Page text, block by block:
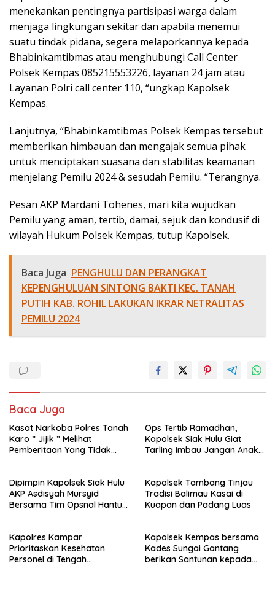
menekankan pentingnya partisipasi warga dalam
menjaga lingkungan sekitar dan apabila menemui
suatu tindak pidana, segera melaporkannya kepada
Bhabinkamtibmas atau menghubungi Call Center
Polsek Kempas 085215553226, layanan 24 jam atau
Layanan Polri call center 110, “ungkap Kapolsek
Kempas.
Lanjutnya, “Bhabinkamtibmas Polsek Kempas tersebut
memberikan himbauan dan mengajak semua pihak
untuk menciptakan suasana dan stabilitas keamanan
menjelang Pemilu 2024 & sesudah Pemilu. “Terangnya.
Pesan AKP Mardani Tohenes, mari kita wujudkan
Pemilu yang aman, tertib, damai, sejuk dan kondusif di
wilayah Hukum Polsek Kempas, tutup Kapolsek.
Baca Juga PENGHULU DAN PERANGKAT
KEPENGHULUAN SINTONG BAKTI KEC. TANAH
PUTIH KAB. ROHIL LAKUKAN IKRAR NETRALITAS
PEMILU 2024
Baca Juga
Kasat Narkoba Polres Tanah
Karo ” Jijik ” Melihat
Pemberitaan Yang Tidak
Ops Tertib Ramadhan,
Kapolsek Siak Hulu Giat
Tarling Imbau Jangan Anak
Dipimpin Kapolsek Siak Hulu
AKP Asdisyah Mursyid
Bersama Tim Opsnal Hantu
Pengeroyokan di Jalan Raya
Kubang Jaya
Kapolsek Tambang Tinjau
Tradisi Balimau Kasai di
Kuapan dan Padang Luas
Kapolres Kampar
Prioritaskan Kesehatan
Personel di Tengah
Kapolsek Kempas bersama
Kades Sungai Gantang
berikan Santunan kepada